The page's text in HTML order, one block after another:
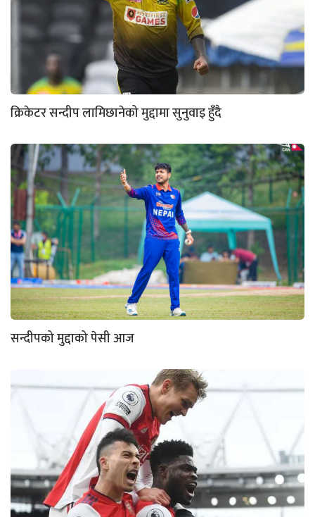
क्रिकेटर सन्दीप लामिछानेको मुद्दामा सुनुवाइ हुँदै
सन्दीपको मुद्दाको पेसी आज